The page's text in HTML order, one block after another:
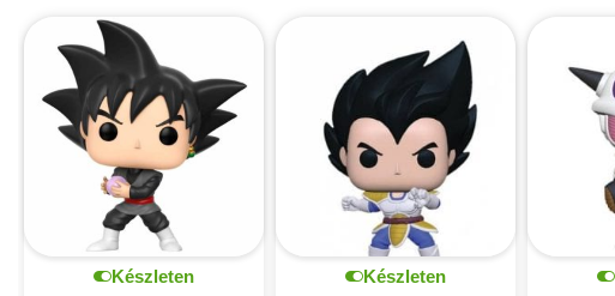
Készleten
Készleten